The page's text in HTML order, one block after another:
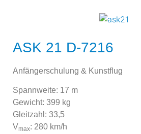
ASK 21 D-7216
Anfängerschulung & Kunstflug
Spannweite: 17 m
Gewicht: 399 kg
Gleitzahl: 33,5
Vmax: 280 km/h